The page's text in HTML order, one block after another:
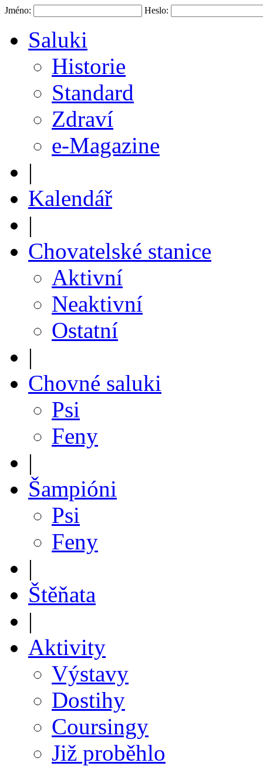
Jméno: Heslo:
Saluki
Historie
Standard
Zdraví
e-Magazine
|
Kalendář
|
Chovatelské stanice
Aktivní
Neaktivní
Ostatní
|
Chovné saluki
Psi
Feny
|
Šampióni
Psi
Feny
|
Štěňata
|
Aktivity
Výstavy
Dostihy
Coursingy
Již proběhlo